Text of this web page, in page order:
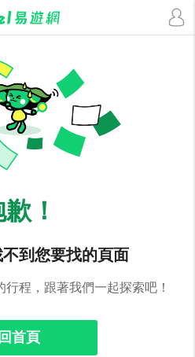
！
到您要找的頁面
程，跟著我們一起探索吧！
首頁